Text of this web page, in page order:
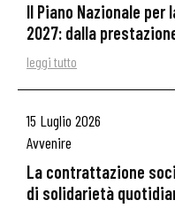
Il Piano Nazionale
2027: dalla
leggi tutto
15 Luglio 2026
Avvenire
La contrattazione
di solidarietà